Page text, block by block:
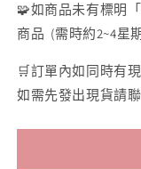
🧩如商品未有標明
商品 (需時約2~4星
🛒訂單內如同時有
如需先發出現貨請